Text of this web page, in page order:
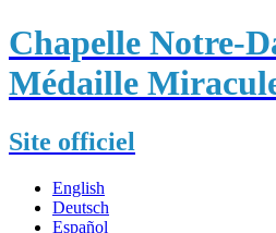
Chapelle Notre-
Médaille
Site officiel
English
Deutsch
Español